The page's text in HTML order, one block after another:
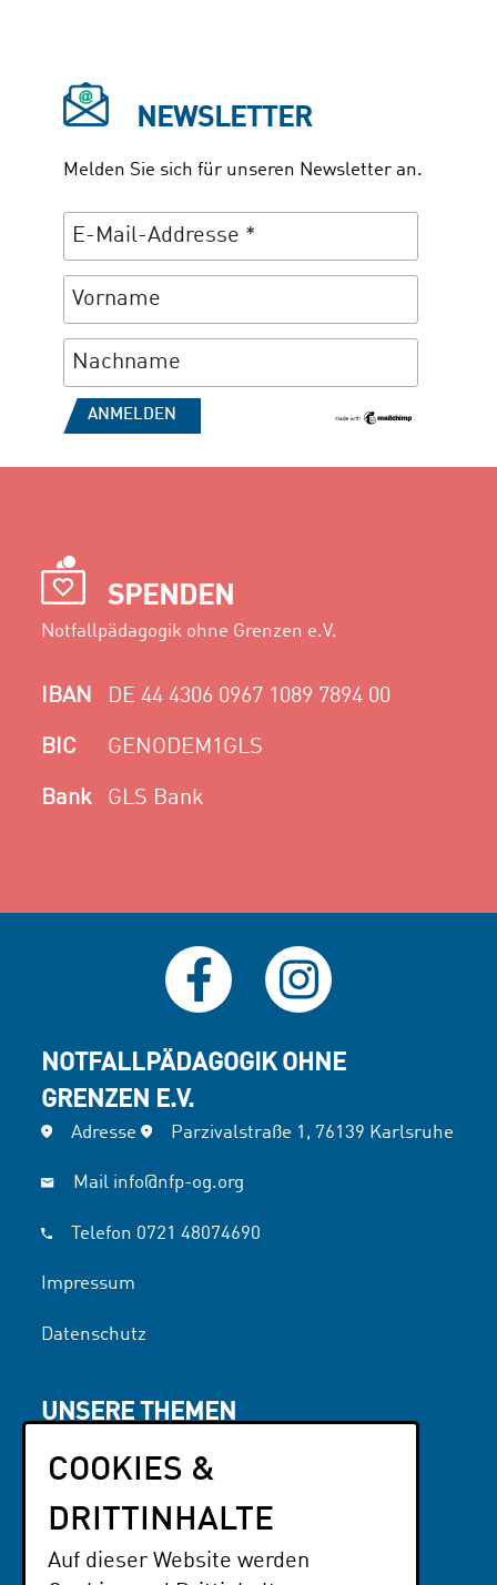
NEWSLETTER
Melden Sie sich für unseren Newsletter an.
SPENDEN
Notfallpädagogik ohne Grenzen e.V.
IBAN DE 44 4306 0967 1089 7894 00
BIC GENODEM1GLS
Bank GLS Bank
NOTFALLPÄDAGOGIK OHNE
GRENZEN E.V.
Adresse Parzivalstraße 1, 76139 Karlsruhe
Mail info@nfp-og.org
Telefon 0721 48074690
Impressum
Datenschutz
UNSERE THEMEN
Literatur
PARTNER
COOKIES &
DRITTINHALTE
Auf dieser Website werden